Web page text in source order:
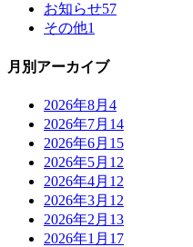
お知らせ57
その他1
月別アーカイブ
2026年8月 4
2026年7月 14
2026年6月 15
2026年5月 12
2026年4月 12
2026年3月 12
2026年2月 13
2026年1月 17